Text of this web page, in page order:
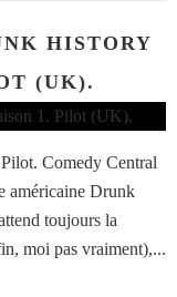
HISTORY
(UK).
Comedy Central
américaine Drunk
toujours la
moi pas vraiment),...